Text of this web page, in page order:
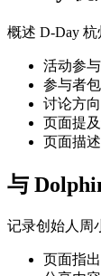
概述 D-Day
活动参
参与者
讨论方
页面提
页面描
与
记录创始人周
页面指